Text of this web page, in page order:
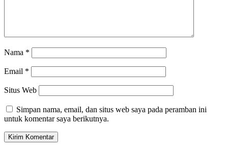
Nama *
Email *
Situs Web
Simpan nama, email, dan situs web saya pada peramban ini
untuk komentar saya berikutnya.